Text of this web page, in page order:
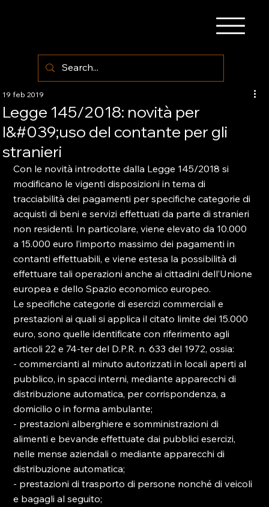
Legge 145/2018: novità per
l&#039;uso del contante per gli
stranieri
19 feb 2019
Con le novità introdotte dalla Legge 145/2018 si
modificano le vigenti disposizioni in tema di
tracciabilità dei pagamenti per specifiche categorie di
acquisti di beni e servizi effettuati da parte di stranieri
non residenti. In particolare, viene elevato da 10.000
a 15.000 euro l’importo massimo dei pagamenti in
contanti effettuabili, e viene estesa la possibilità di
effettuare tali operazioni anche ai cittadini dell’Unione
europea e dello Spazio economico europeo.
Le specifiche categorie di esercizi commerciali e
prestazioni ai quali si applica il citato limite dei 15.000
euro, sono quelle identificate con riferimento agli
articoli 22 e 74-ter del D.P.R. n. 633 del 1972, ossia:
- commercianti al minuto autorizzati in locali aperti al
pubblico, in spacci interni, mediante apparecchi di
distribuzione automatica, per corrispondenza, a
domicilio o in forma ambulante;
- prestazioni alberghiere e somministrazioni di
alimenti e bevande effettuate dai pubblici esercizi,
nelle mense aziendali o mediante apparecchi di
distribuzione automatica;
- prestazioni di trasporto di persone nonché di veicoli
e bagagli al seguito;